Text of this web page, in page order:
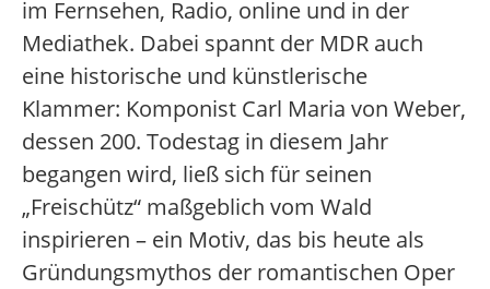
im Fernsehen, Radio, online und in der
Mediathek. Dabei spannt der MDR auch
eine historische und künstlerische
Klammer: Komponist Carl Maria von Weber,
dessen 200. Todestag in diesem Jahr
begangen wird, ließ sich für seinen
„Freischütz“ maßgeblich vom Wald
inspirieren – ein Motiv, das bis heute als
Gründungsmythos der romantischen Oper